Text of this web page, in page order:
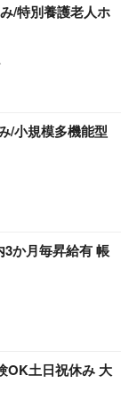
/特別養護老人ホ
/小規模多機能型
か月毎昇給有 帳
OK土日祝休み 大